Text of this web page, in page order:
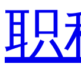
职